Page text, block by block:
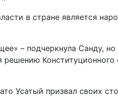
в стране является
– подчеркнула Санду, но
Конституционного
Усатый призвал своих